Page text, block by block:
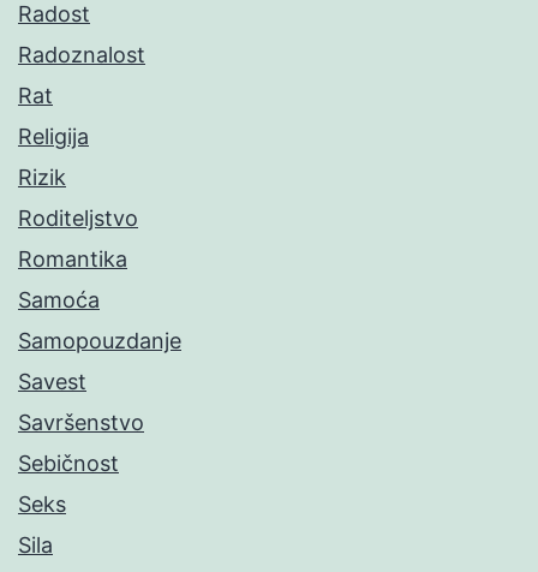
Radost
Radoznalost
Rat
Religija
Rizik
Roditeljstvo
Romantika
Samoća
Samopouzdanje
Savest
Savršenstvo
Sebičnost
Seks
Sila